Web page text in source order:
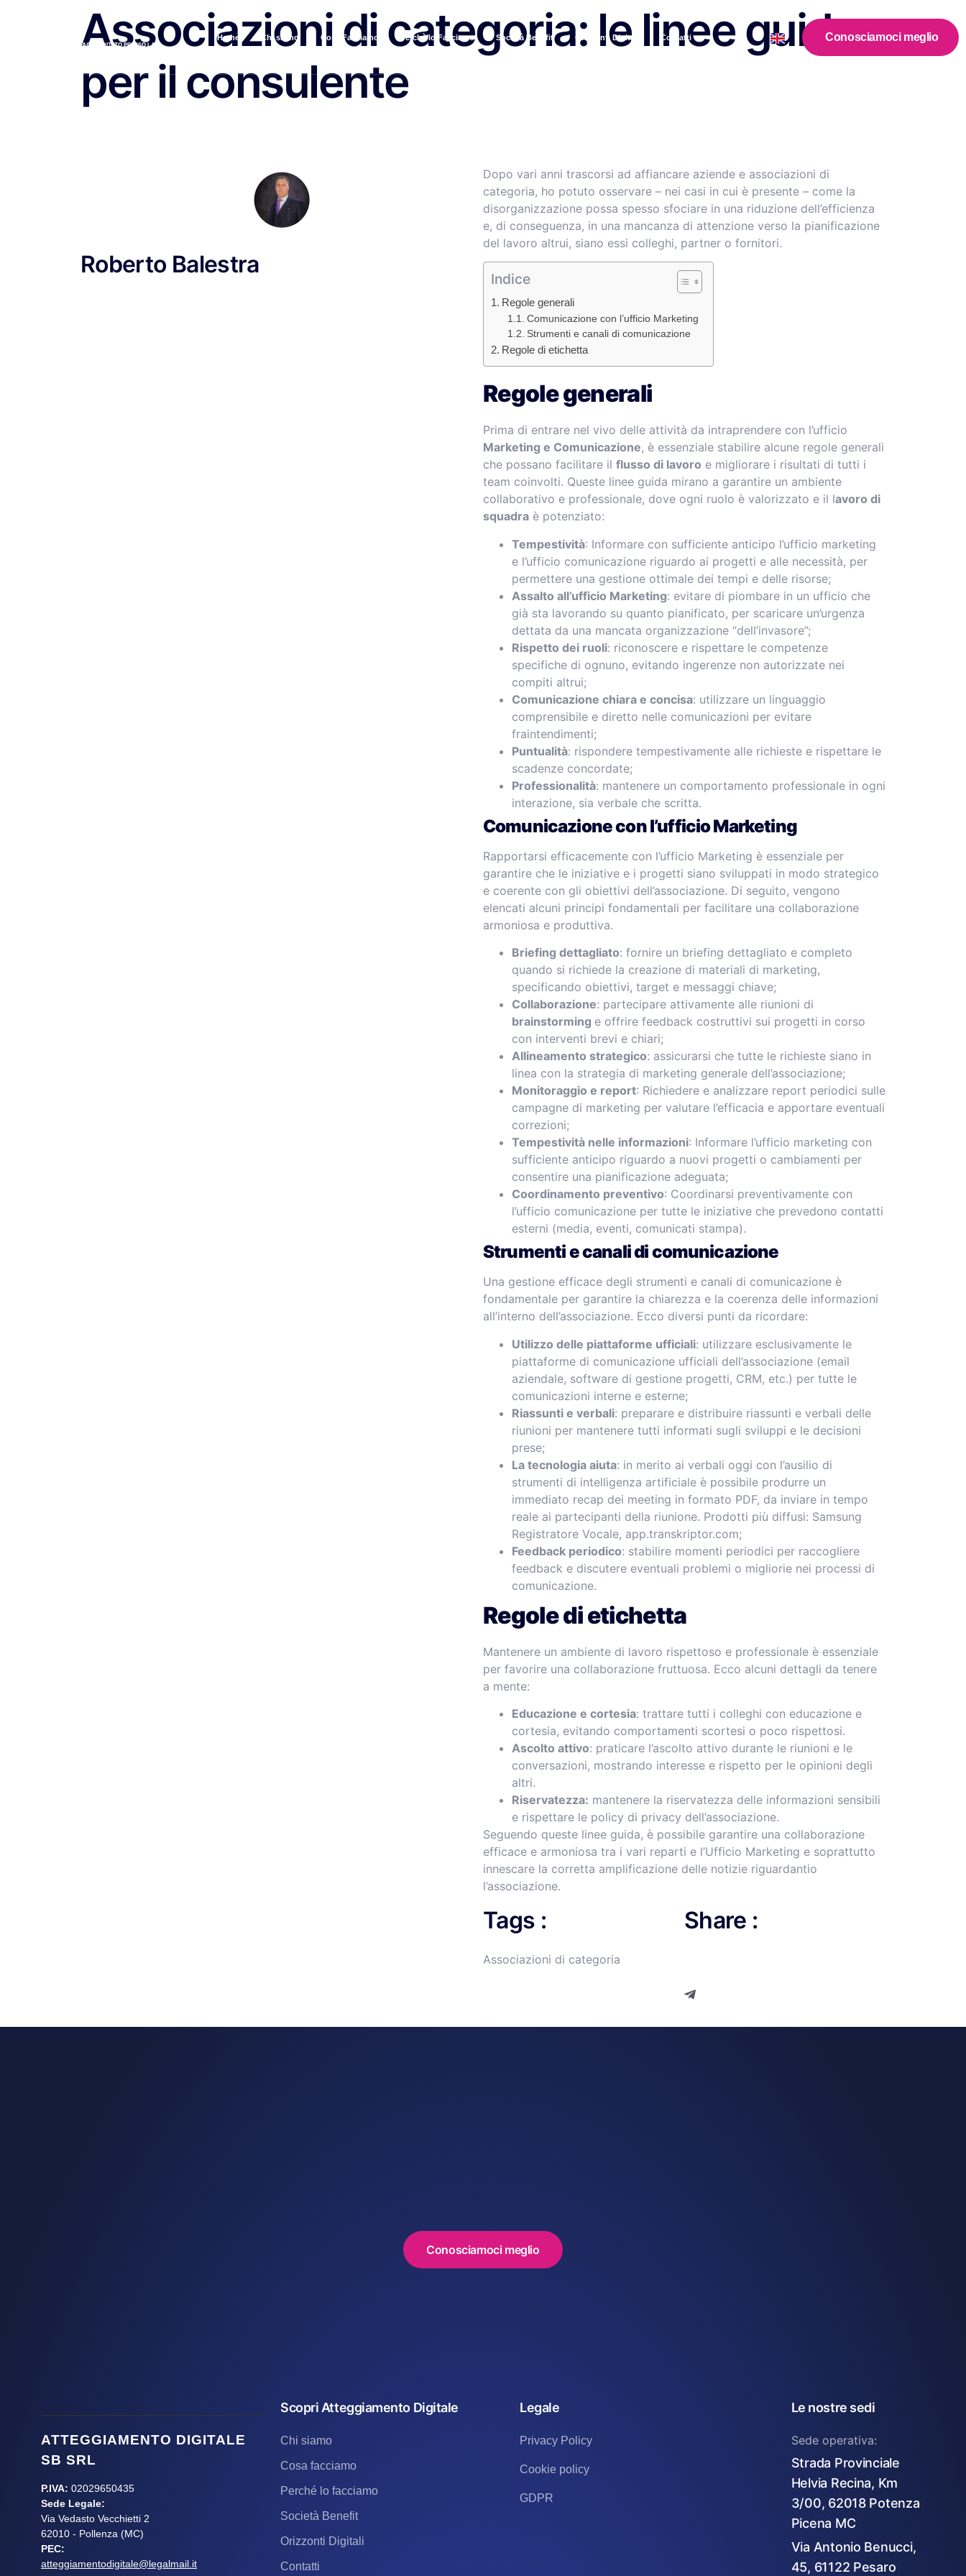
ENTE DI FORMAZIONE ACCREDITATO PRESSO LA
Home Chi siamo Cosa Facciamo Perchè lo Facciamo Società Benefit Orizzonti Digitali Contatti Conosciamoci meglio
Associazioni di categoria: le linee guida
per il consulente
Roberto Balestra
Dopo vari anni trascorsi ad affiancare aziende e associazioni di
categoria, ho potuto osservare – nei casi in cui è presente – come la
disorganizzazione possa spesso sfociare in una riduzione dell’efficienza
e, di conseguenza, in una mancanza di attenzione verso la pianificazione
del lavoro altrui, siano essi colleghi, partner o fornitori.
Indice
Regole generali
Comunicazione con l’ufficio Marketing
Strumenti e canali di comunicazione
Regole di etichetta
Regole generali
Prima di entrare nel vivo delle attività da intraprendere con l’ufficio
Marketing e Comunicazione, è essenziale stabilire alcune regole generali
che possano facilitare il flusso di lavoro e migliorare i risultati di tutti i
team coinvolti. Queste linee guida mirano a garantire un ambiente
collaborativo e professionale, dove ogni ruolo è valorizzato e il lavoro di
squadra è potenziato:
Tempestività: Informare con sufficiente anticipo l’ufficio marketing
e l’ufficio comunicazione riguardo ai progetti e alle necessità, per
permettere una gestione ottimale dei tempi e delle risorse;
Assalto all’ufficio Marketing: evitare di piombare in un ufficio che
già sta lavorando su quanto pianificato, per scaricare un’urgenza
dettata da una mancata organizzazione “dell’invasore”;
Rispetto dei ruoli: riconoscere e rispettare le competenze
specifiche di ognuno, evitando ingerenze non autorizzate nei
compiti altrui;
Comunicazione chiara e concisa: utilizzare un linguaggio
comprensibile e diretto nelle comunicazioni per evitare
fraintendimenti;
Puntualità: rispondere tempestivamente alle richieste e rispettare le
scadenze concordate;
Professionalità: mantenere un comportamento professionale in ogni
interazione, sia verbale che scritta.
Comunicazione con l’ufficio Marketing
Rapportarsi efficacemente con l’ufficio Marketing è essenziale per
garantire che le iniziative e i progetti siano sviluppati in modo strategico
e coerente con gli obiettivi dell’associazione. Di seguito, vengono
elencati alcuni principi fondamentali per facilitare una collaborazione
armoniosa e produttiva.
Briefing dettagliato: fornire un briefing dettagliato e completo
quando si richiede la creazione di materiali di marketing,
specificando obiettivi, target e messaggi chiave;
Collaborazione: partecipare attivamente alle riunioni di
brainstorming e offrire feedback costruttivi sui progetti in corso
con interventi brevi e chiari;
Allineamento strategico: assicurarsi che tutte le richieste siano in
linea con la strategia di marketing generale dell’associazione;
Monitoraggio e report: Richiedere e analizzare report periodici sulle
campagne di marketing per valutare l’efficacia e apportare eventuali
correzioni;
Tempestività nelle informazioni: Informare l’ufficio marketing con
sufficiente anticipo riguardo a nuovi progetti o cambiamenti per
consentire una pianificazione adeguata;
Coordinamento preventivo: Coordinarsi preventivamente con
l’ufficio comunicazione per tutte le iniziative che prevedono contatti
esterni (media, eventi, comunicati stampa).
Strumenti e canali di comunicazione
Una gestione efficace degli strumenti e canali di comunicazione è
fondamentale per garantire la chiarezza e la coerenza delle informazioni
all’interno dell’associazione. Ecco diversi punti da ricordare:
Utilizzo delle piattaforme ufficiali: utilizzare esclusivamente le
piattaforme di comunicazione ufficiali dell’associazione (email
aziendale, software di gestione progetti, CRM, etc.) per tutte le
comunicazioni interne e esterne;
Riassunti e verbali: preparare e distribuire riassunti e verbali delle
riunioni per mantenere tutti informati sugli sviluppi e le decisioni
prese;
La tecnologia aiuta: in merito ai verbali oggi con l’ausilio di
strumenti di intelligenza artificiale è possibile produrre un
immediato recap dei meeting in formato PDF, da inviare in tempo
reale ai partecipanti della riunione. Prodotti più diffusi: Samsung
Registratore Vocale, app.transkriptor.com;
Feedback periodico: stabilire momenti periodici per raccogliere
feedback e discutere eventuali problemi o migliorie nei processi di
comunicazione.
Regole di etichetta
Mantenere un ambiente di lavoro rispettoso e professionale è essenziale
per favorire una collaborazione fruttuosa. Ecco alcuni dettagli da tenere
a mente:
Educazione e cortesia: trattare tutti i colleghi con educazione e
cortesia, evitando comportamenti scortesi o poco rispettosi.
Ascolto attivo: praticare l’ascolto attivo durante le riunioni e le
conversazioni, mostrando interesse e rispetto per le opinioni degli
altri.
Riservatezza: mantenere la riservatezza delle informazioni sensibili
e rispettare le policy di privacy dell’associazione.
Seguendo queste linee guida, è possibile garantire una collaborazione
efficace e armoniosa tra i vari reparti e l’Ufficio Marketing e soprattutto
innescare la corretta amplificazione delle notizie riguardantio
l’associazione.
Tags :
Associazioni di categoria
Share :
Conosciamoci meglio
ATTEGGIAMENTO DIGITALE
SB SRL
P.IVA: 02029650435
Sede Legale:
Via Vedasto Vecchietti 2
62010 - Pollenza (MC)
PEC:
atteggiamentodigitale@legalmail.it
Scopri Atteggiamento Digitale
Chi siamo
Cosa facciamo
Perché lo facciamo
Società Benefit
Orizzonti Digitali
Contatti
Legale
Privacy Policy
Cookie policy
GDPR
Le nostre sedi
Sede operativa:
Strada Provinciale
Helvia Recina, Km
3/00, 62018 Potenza
Picena MC
Via Antonio Benucci,
45, 61122 Pesaro